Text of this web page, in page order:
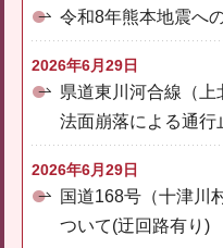
令和8年熊本地震へ
2026年6月29日
県道東川河合線（
法面崩落による通行
2026年6月29日
国道168号（十津川
ついて(迂回路有り)